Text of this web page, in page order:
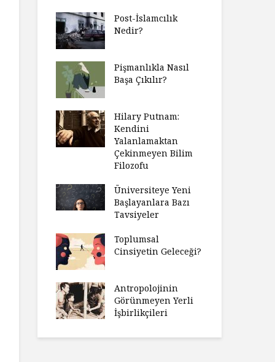
Post-İslamcılık
Nedir?
Pişmanlıkla Nasıl
Başa Çıkılır?
Hilary Putnam:
Kendini
Yalanlamaktan
Çekinmeyen Bilim
Filozofu
Üniversiteye Yeni
Başlayanlara Bazı
Tavsiyeler
Toplumsal
Cinsiyetin Geleceği?
Antropolojinin
Görünmeyen Yerli
İşbirlikçileri